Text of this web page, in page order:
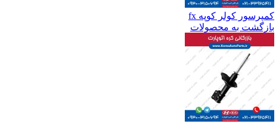
کمپرسور کولر کوپه fx
بازگشت به محصولات